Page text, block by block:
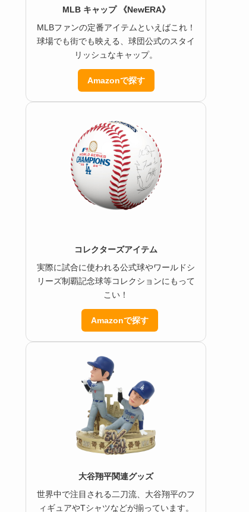
MLB キャップ 《NewERA》
MLBファンの定番アイテムといえばこれ！
球場でも街でも映える、球団公式のスタイ
リッシュなキャップ。
Amazonで探す
コレクターズアイテム
実際に試合に使われる公式球やワールドシ
リーズ制覇記念球等コレクションにもって
こい！
Amazonで探す
大谷翔平関連グッズ
世界中で注目される二刀流、大谷翔平のフ
ィギュアやTシャツなどが揃っています。